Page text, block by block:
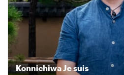
Konnichiwa Je suis